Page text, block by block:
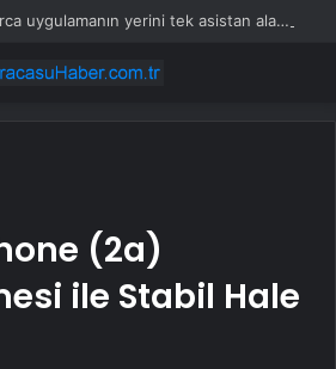
Yapay zekada onlarca uygulamanın yerini tek asistan alabilir
(2a)
ile Stabil Hale